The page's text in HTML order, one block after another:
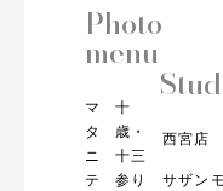
Photo
menu
マ
タ
ニ
テ
十
歳・
十三
参り
西宮店
サザンモ